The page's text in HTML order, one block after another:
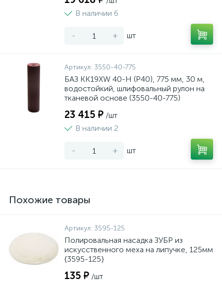
В наличии 6
- + шт
Артикул: 3550-40-775
БАЗ KK19XW 40-H (Р40), 775 мм, 30 м,
водостойкий, шлифовальный рулон на
тканевой основе (3550-40-775)
23 415 ₽ /шт
В наличии 2
- + шт
Похожие товары
Артикул: 3595-125
Полировальная насадка ЗУБР из
искусственного меха на липучке, 125мм
{3595-125}
135 ₽ /шт